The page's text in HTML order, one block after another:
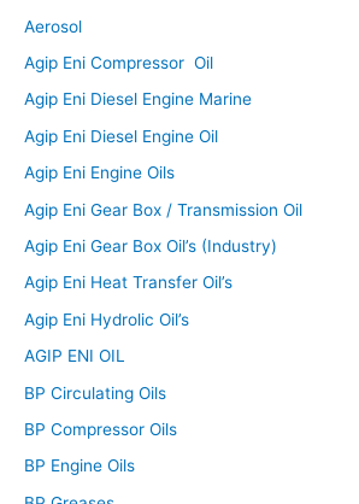
Aerosol
Agip Eni Compressor Oil
Agip Eni Diesel Engine Marine
Agip Eni Diesel Engine Oil
Agip Eni Engine Oils
Agip Eni Gear Box / Transmission Oil
Agip Eni Gear Box Oil’s (Industry)
Agip Eni Heat Transfer Oil’s
Agip Eni Hydrolic Oil’s
AGIP ENI OIL
BP Circulating Oils
BP Compressor Oils
BP Engine Oils